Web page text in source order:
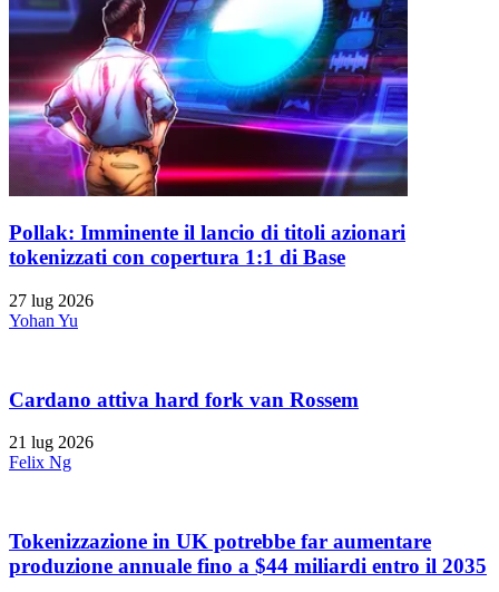
Pollak: Imminente il lancio di titoli azionari
tokenizzati con copertura 1:1 di Base
27 lug 2026
Yohan Yu
Cardano attiva hard fork van Rossem
21 lug 2026
Felix Ng
Tokenizzazione in UK potrebbe far aumentare
produzione annuale fino a $44 miliardi entro il 2035